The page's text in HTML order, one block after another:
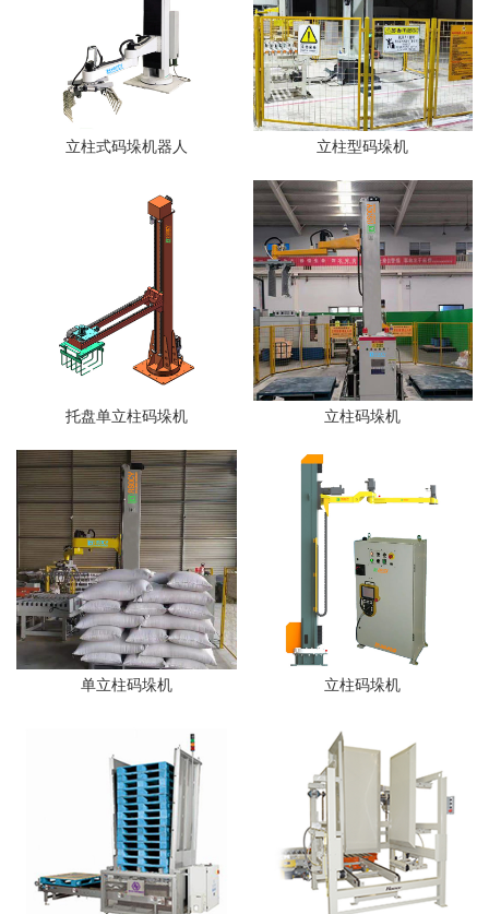
立柱式码垛机器人 立柱型码垛机
托盘单立柱码垛机 立柱码垛机
单立柱码垛机 立柱码垛机